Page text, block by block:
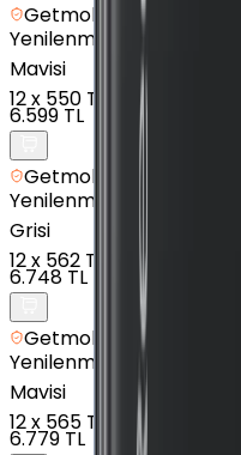
Getmobil Güvencesi
Yenilenmiş
Xiaomi
Mavisi
12x 550 TL
6.599 TL
Getmobil Güvencesi
Yenilenmiş
Xiaomi
Grisi
12x 562 TL
6.748 TL
Getmobil Güvencesi
Yenilenmiş
Xiaomi
Mavisi
12x 565 TL
6.779 TL